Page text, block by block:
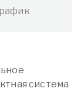
система